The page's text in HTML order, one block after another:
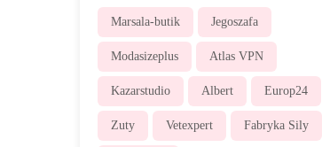
Marsala-butik Jegoszafa
Modasizeplus Atlas VPN
Kazarstudio Albert Europ24
Zuty Vetexpert Fabryka Sily